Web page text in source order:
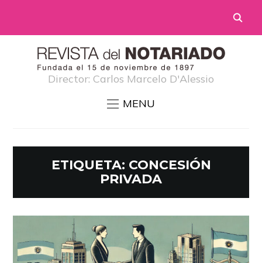
Director: Carlos Marcelo D'Alessio
MENU
ETIQUETA: CONCESIÓN
PRIVADA